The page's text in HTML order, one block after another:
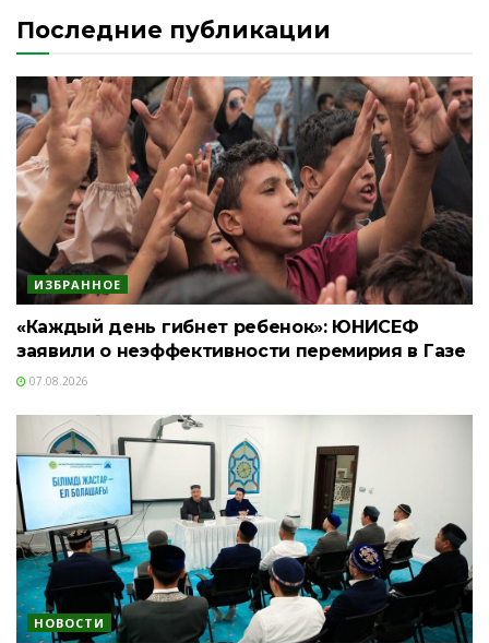
Последние публикации
ИЗБРАННОЕ
«Каждый день гибнет ребенок»: ЮНИСЕФ
заявили о неэффективности перемирия в Газе
07.08.2026
НОВОСТИ